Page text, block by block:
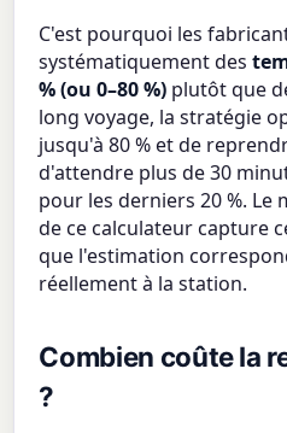
C'est pourquoi les
systématiquement des
% (ou 0–80 %) plutôt que
long voyage, la stratégie
jusqu'à 80 % et de
d'attendre plus de 30
pour les derniers 20 %. Le
de ce calculateur capture
que l'estimation
réellement à la station.
Combien coûte la
?